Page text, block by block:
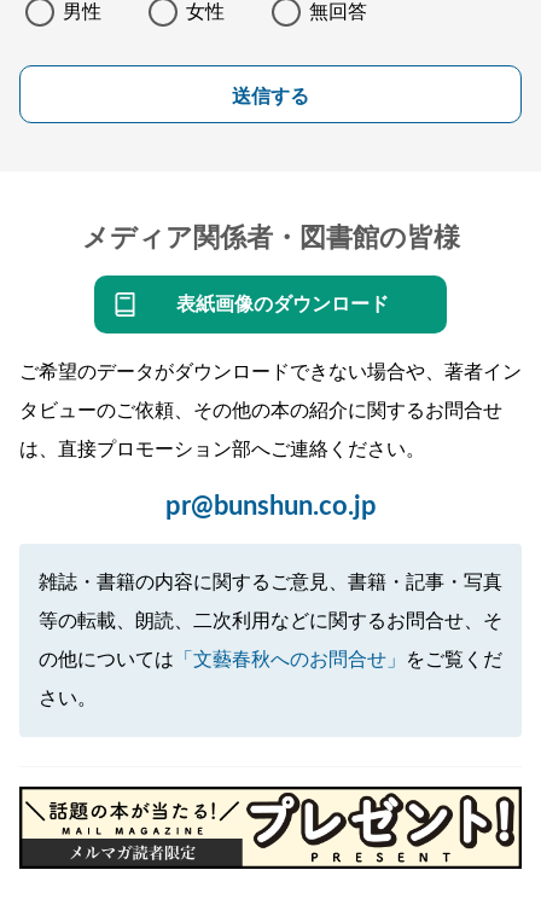
男性 女性 無回答
送信する
メディア関係者・図書館の皆様
表紙画像のダウンロード
ご希望のデータがダウンロードできない場合や、著者イン
タビューのご依頼、その他の本の紹介に関するお問合せ
は、直接プロモーション部へご連絡ください。
pr@bunshun.co.jp
雑誌・書籍の内容に関するご意見、書籍・記事・写真
等の転載、朗読、二次利用などに関するお問合せ、そ
の他については 「文藝春秋へのお問合せ」
をご覧くだ
さい。